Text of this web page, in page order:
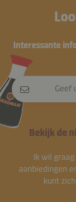
Interessante
Geef
Bekijk de
Ik wil
aanbiedingen
kunt